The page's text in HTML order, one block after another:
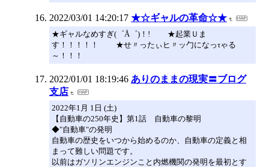
2022/03/01 14:20:17 ★☆ギャルの革命☆★
★ギャルなめすぎ(゜Å゜)！! ★起業Ｕま
す！！！！！ ★せ〃ったぃヒ〃ッ勹になっτゃる
～！！！
2022/01/01 18:19:46 ありのままの現実〓ブログ
支店
2022年1月 1日 (土)
【自動車の250年史】第1話 自動車の黎明
◆"自動車"の発明
自動車の歴史をいつから始めるのか、自動車の定義と相
まって難しい問題です。
以前はガソリンエンジンこと内燃機関の発明を最初とす